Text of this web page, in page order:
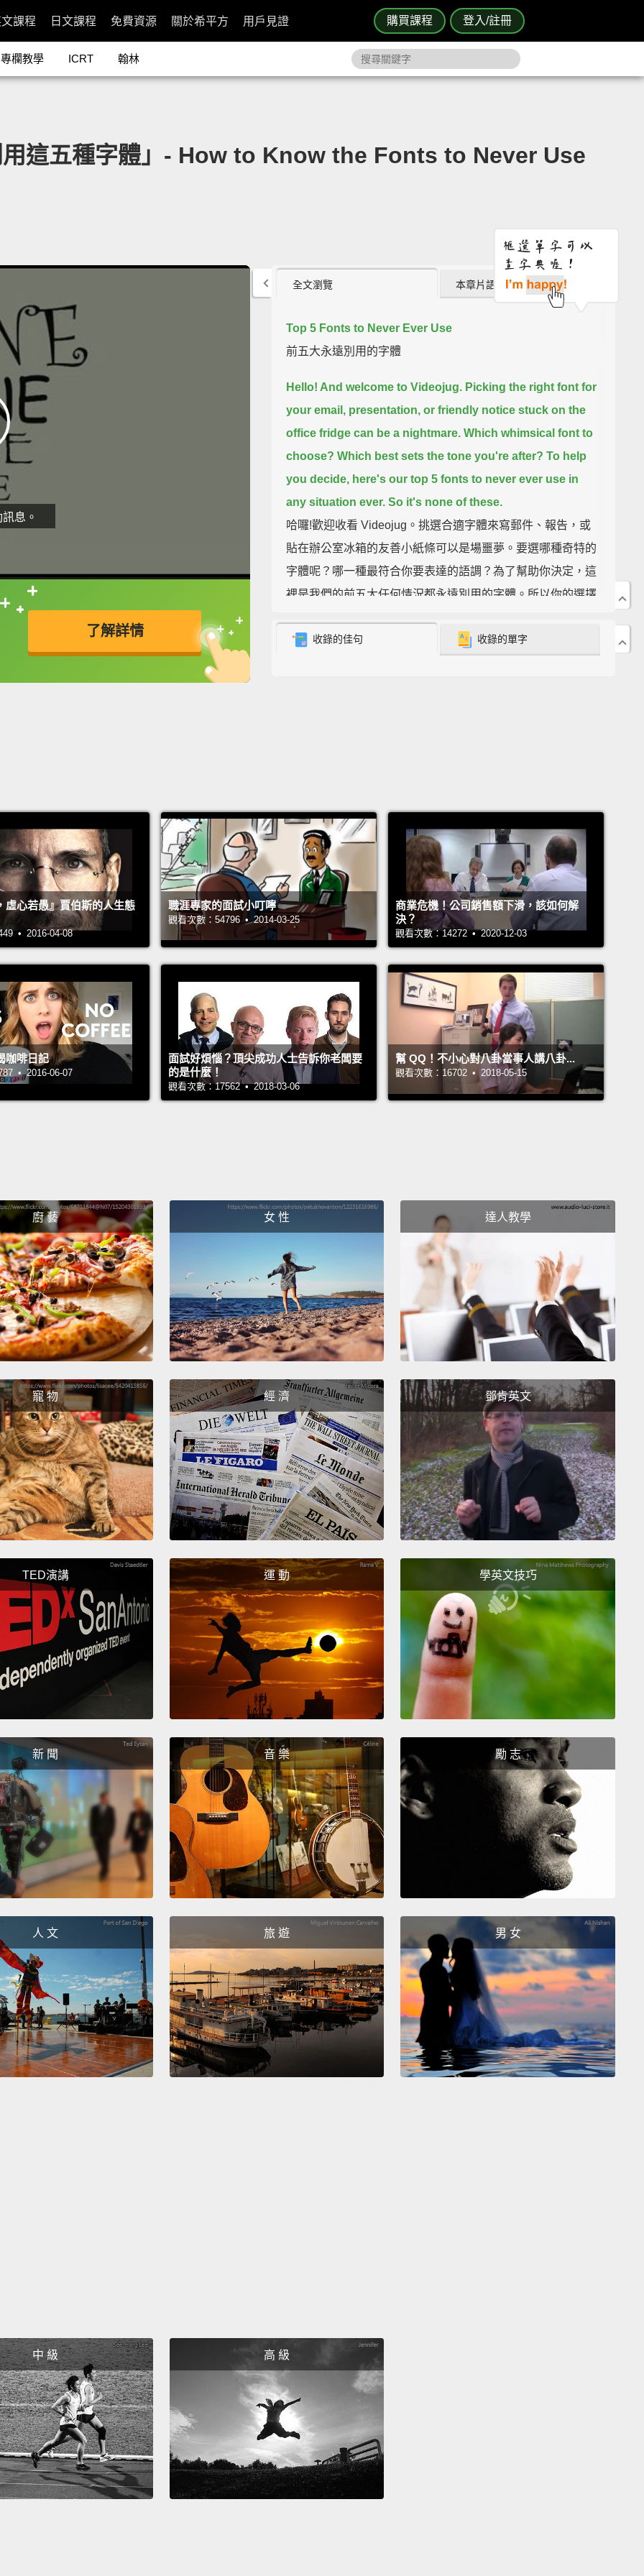
購買課程 登入/註冊
課程 日文課程 免費資源 關於希平方 用戶見證
專欄教學 ICRT 翰林
用這五種字體」- How to Know the Fonts to Never Use
息。
了解詳情
接查字典喔！
英
全文瀏覽 本章片語 (3)
Top 5 Fonts to Never Ever Use
前五大永遠別用的字體
Hello! And welcome to Videojug. Picking the right font for
your email, presentation, or friendly notice stuck on the
office fridge can be a nightmare. Which whimsical font to
choose? Which best sets the tone you're after? To help
you decide, here's our top 5 fonts to never ever use in
any situation ever. So it's none of these.
哈囉!歡迎收看 Videojug。挑選合適字體來寫郵件、報告，或
貼在辦公室冰箱的友善小紙條可以是場噩夢。要選哪種奇特的
字體呢？哪一種最符合你要表達的語調？為了幫助你決定，這
裡是我們的前五大任何情況都永遠別用的字體。所以你的選擇
Arial 有夠 Windows 3.1 的。它現在已經出現太久，以至於這
字體太過安逸而且同樣熟悉，像讓中年男子把老婆換成更年
輕、性感的模特兒的那種熟悉感。因此 Arial 等同無趣主婦的
電腦像素版。
Number 4: Times New Roman
Times New Roman is rarely appropriate in a futuristic Web
2.0-enabled society.
It's clumsy, and has some weird, ugly
sharp twisty bits coming off each of the letters.
Ach!!!
What a mess. Pick something properly classy, like
Verdana, and let Times die.
Times New Roman 在一個充滿未來感的 Web 2.0 社會中很難
Number 3: Papyrus
第三名：Papyrus
Papyrus makes everything you type look like it was
written on the wall of a pharaoh's tomb,
albeit by a robot
from the future. That's not a good thing. If you're going to
use it, why not go the whole hog and flip the color to
green, and write "Save the trees! Please don't print off
this email unless you really need to..." in your email
signature, like any of your emails are actually worth
printing off!
Papyrus 讓你打的每個東西看起來都像寫在法老王墓的牆上，
然而卻是來自未來的機器人所寫。那不是件好事。如果你要用
這字體，怎麼不做徹底點，把顏色改成綠色，然後寫「救救樹
木!除非你真的需要，不然拜託別列印這封信...」寫在你的郵件
Number 2: Comic Sans
The grandaddy of all unusable fonts.
Initially intended to
be a quick comic book substitute, Comic Sans quickly
found itself overused to the point of eye-bleeding
saturation,
and is now rarely seen outside the realm of
所有沒用字體的祖父。最初目的是用來當快速的漫畫替代字
體，Comic Sans 很快就發現自己被濫用到傷眼的程度，如今
在無禮、放冷箭的辦公室便條外的地方已經很少見了。
Number 1: Curlz
第一名：Curlz
"Look at me," this font says. "Look at how what I write
perfectly embodies the sort of person I am... I'm a bit crazy
I stand out!" It doesn't matter that you
can't actually read what they're writing, because the sort
of person that chooses a nonsense font like Curlz
invariably hasn't got anything important to say
anyway... almost always written in pink and accompanied
by acres of rubbishy clipart!
True story: The email invite
to last year's Videojug Christmas party was written
the wrong one makes you look like a proper wally.
簡言之，注意你選用的字體，因為錯的字體會讓你看起來像個
十足的笨蛋。
Done
結束
收錄的佳句 收錄的單字
虛心若愚』賈伯斯的人生態
• 2016-04-08
職涯專家的面試小叮嚀
觀看次數：54796 • 2014-03-25
商業危機！公司銷售額下滑，該如何解
決？
觀看次數：14272 • 2020-12-03
咖啡日記
• 2016-06-07
面試好煩惱？頂尖成功人士告訴你老闆要
的是什麼！
觀看次數：17562 • 2018-03-06
幫 QQ！不小心對八卦當事人講八卦...
觀看次數：16702 • 2018-05-15
廚 藝 女 性 達人教學
寵 物 經 濟 鄧肯英文
TED演講 運 動 學英文技巧
新 聞 音 樂 勵 志
人 文 旅 遊 男 女
中 級 高 級